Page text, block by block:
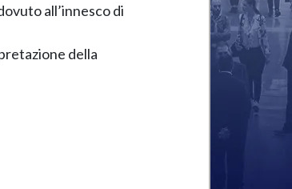
all’innesco di
della